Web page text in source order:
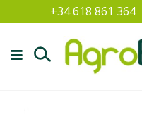
+34 618 861 364